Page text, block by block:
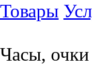
Товары
Часы, очки